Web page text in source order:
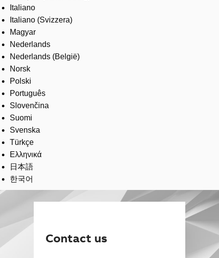
Italiano
Italiano (Svizzera)
Magyar
Nederlands
Nederlands (België)
Norsk
Polski
Português
Slovenčina
Suomi
Svenska
Türkçe
Ελληνικά
日本語
한국어
Contact us